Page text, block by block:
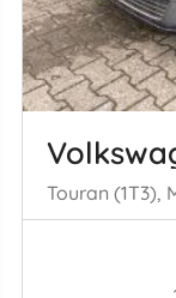
Touran (1T3),